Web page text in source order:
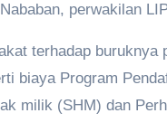
perwakilan
terhadap
biaya Program
milik (SHM) dan